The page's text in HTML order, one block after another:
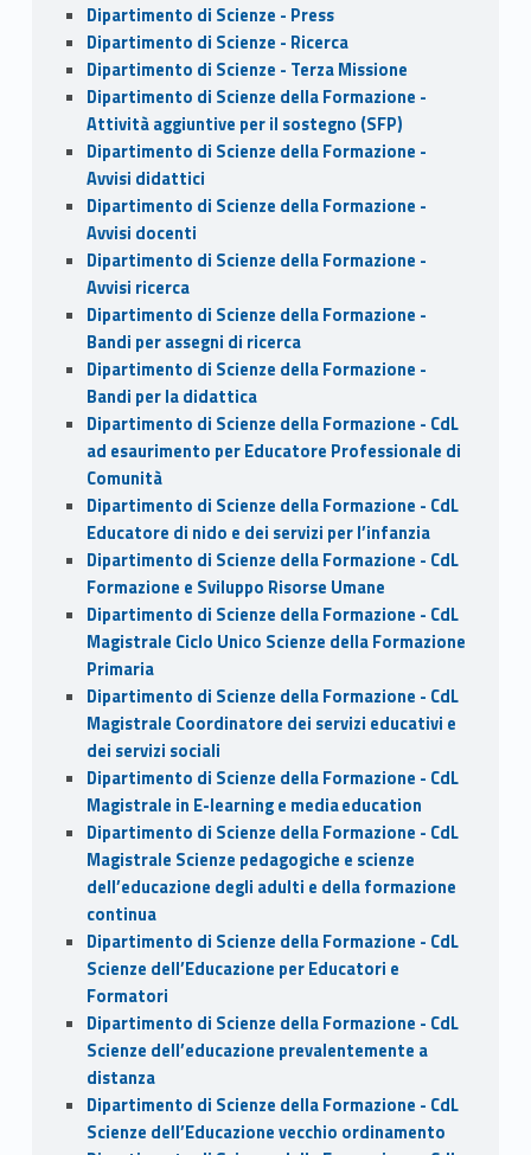
Dipartimento di Scienze - Press
Dipartimento di Scienze - Ricerca
Dipartimento di Scienze - Terza Missione
Dipartimento di Scienze della Formazione -
Attività aggiuntive per il sostegno (SFP)
Dipartimento di Scienze della Formazione -
Avvisi didattici
Dipartimento di Scienze della Formazione -
Avvisi docenti
Dipartimento di Scienze della Formazione -
Avvisi ricerca
Dipartimento di Scienze della Formazione -
Bandi per assegni di ricerca
Dipartimento di Scienze della Formazione -
Bandi per la didattica
Dipartimento di Scienze della Formazione - CdL
ad esaurimento per Educatore Professionale di
Comunità
Dipartimento di Scienze della Formazione - CdL
Educatore di nido e dei servizi per l’infanzia
Dipartimento di Scienze della Formazione - CdL
Formazione e Sviluppo Risorse Umane
Dipartimento di Scienze della Formazione - CdL
Magistrale Ciclo Unico Scienze della Formazione
Primaria
Dipartimento di Scienze della Formazione - CdL
Magistrale Coordinatore dei servizi educativi e
dei servizi sociali
Dipartimento di Scienze della Formazione - CdL
Magistrale in E-learning e media education
Dipartimento di Scienze della Formazione - CdL
Magistrale Scienze pedagogiche e scienze
dell’educazione degli adulti e della formazione
continua
Dipartimento di Scienze della Formazione - CdL
Scienze dell’Educazione per Educatori e
Formatori
Dipartimento di Scienze della Formazione - CdL
Scienze dell’educazione prevalentemente a
distanza
Dipartimento di Scienze della Formazione - CdL
Scienze dell’Educazione vecchio ordinamento